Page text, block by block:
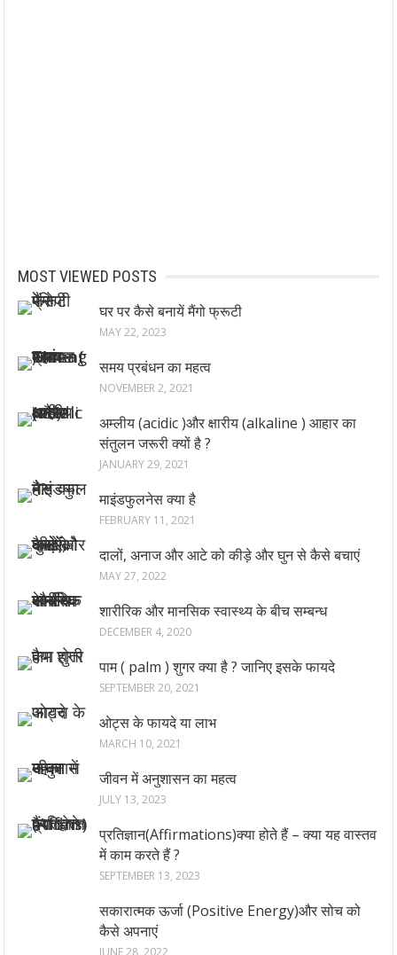
MOST VIEWED POSTS
घर पर कैसे बनायें मैंगो फ्रूटी
MAY 22, 2023
समय प्रबंधन का महत्व
NOVEMBER 2, 2021
अम्लीय (acidic )और क्षारीय (alkaline ) आहार का
संतुलन जरूरी क्यों है ?
JANUARY 29, 2021
माइंडफुलनेस क्या है
FEBRUARY 11, 2021
दालों, अनाज और आटे को कीड़े और घुन से कैसे बचाएं
MAY 27, 2022
शारीरिक और मानसिक स्वास्थ्य के बीच सम्बन्ध
DECEMBER 4, 2020
पाम ( palm ) शुगर क्या है ? जानिए इसके फायदे
SEPTEMBER 20, 2021
ओट्स के फायदे या लाभ
MARCH 10, 2021
जीवन में अनुशासन का महत्व
JULY 13, 2023
प्रतिज्ञान(Affirmations)क्या होते हैं – क्या यह वास्तव
में काम करते हैं ?
SEPTEMBER 13, 2023
सकारात्मक ऊर्जा (Positive Energy)और सोच को
कैसे अपनाएं
JUNE 28, 2022